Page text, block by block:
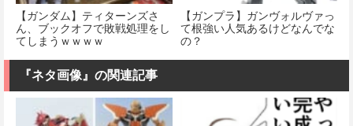
【ガンダム】ティターンズさ
ん、ブックオフで敗戦処理をし
てしまうｗｗｗｗ
【ガンプラ】ガンヴォルヴァっ
て根強い人気あるけどなんでな
の？
『ネタ画像』の関連記事